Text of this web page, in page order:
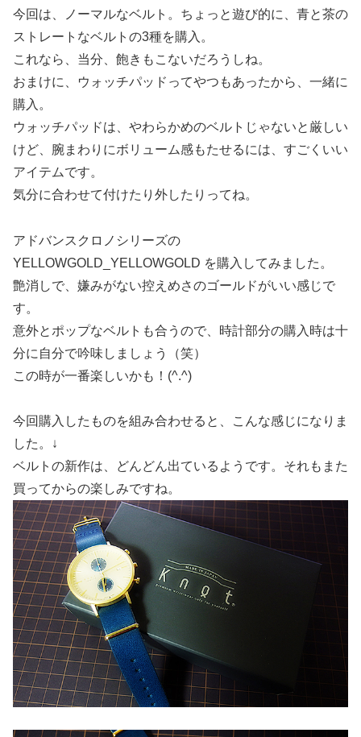
今回は、ノーマルなベルト。ちょっと遊び的に、青と茶の
ストレートなベルトの3種を購入。
これなら、当分、飽きもこないだろうしね。
おまけに、ウォッチパッドってやつもあったから、一緒に
購入。
ウォッチパッドは、やわらかめのベルトじゃないと厳しい
けど、腕まわりにボリューム感もたせるには、すごくいい
アイテムです。
気分に合わせて付けたり外したりってね。
アドバンスクロノシリーズの
YELLOWGOLD_YELLOWGOLD を購入してみました。
艶消しで、嫌みがない控えめさのゴールドがいい感じで
す。
意外とポップなベルトも合うので、時計部分の購入時は十
分に自分で吟味しましょう（笑）
この時が一番楽しいかも！(^.^)
今回購入したものを組み合わせると、こんな感じになりま
した。↓
ベルトの新作は、どんどん出ているようです。それもまた
買ってからの楽しみですね。